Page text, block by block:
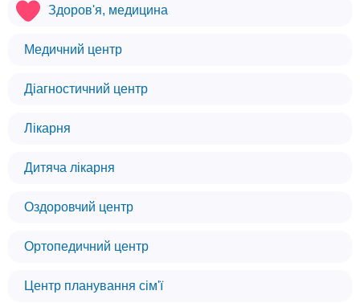
Здоров'я, медицина
Медичний центр
Діагностичний центр
Лікарня
Дитяча лікарня
Оздоровчий центр
Ортопедичний центр
Центр планування сім'ї